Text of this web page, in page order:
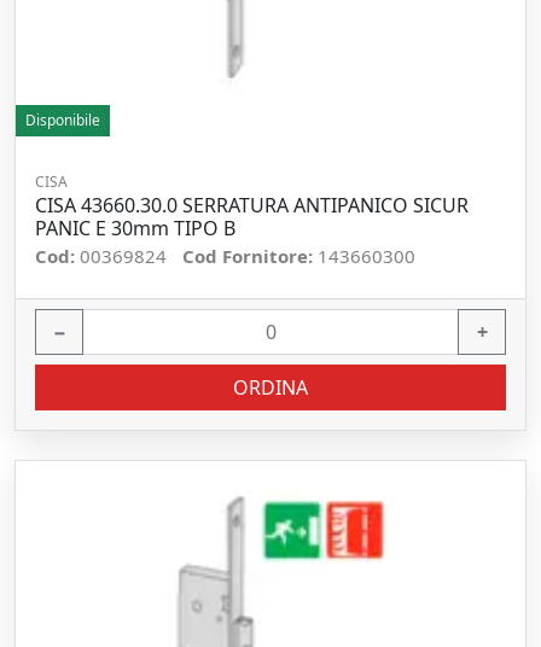
Disponibile
CISA
CISA 43660.30.0 SERRATURA ANTIPANICO SICUR
PANIC E 30mm TIPO B
Cod: 00369824 Cod Fornitore: 143660300
− +
ORDINA